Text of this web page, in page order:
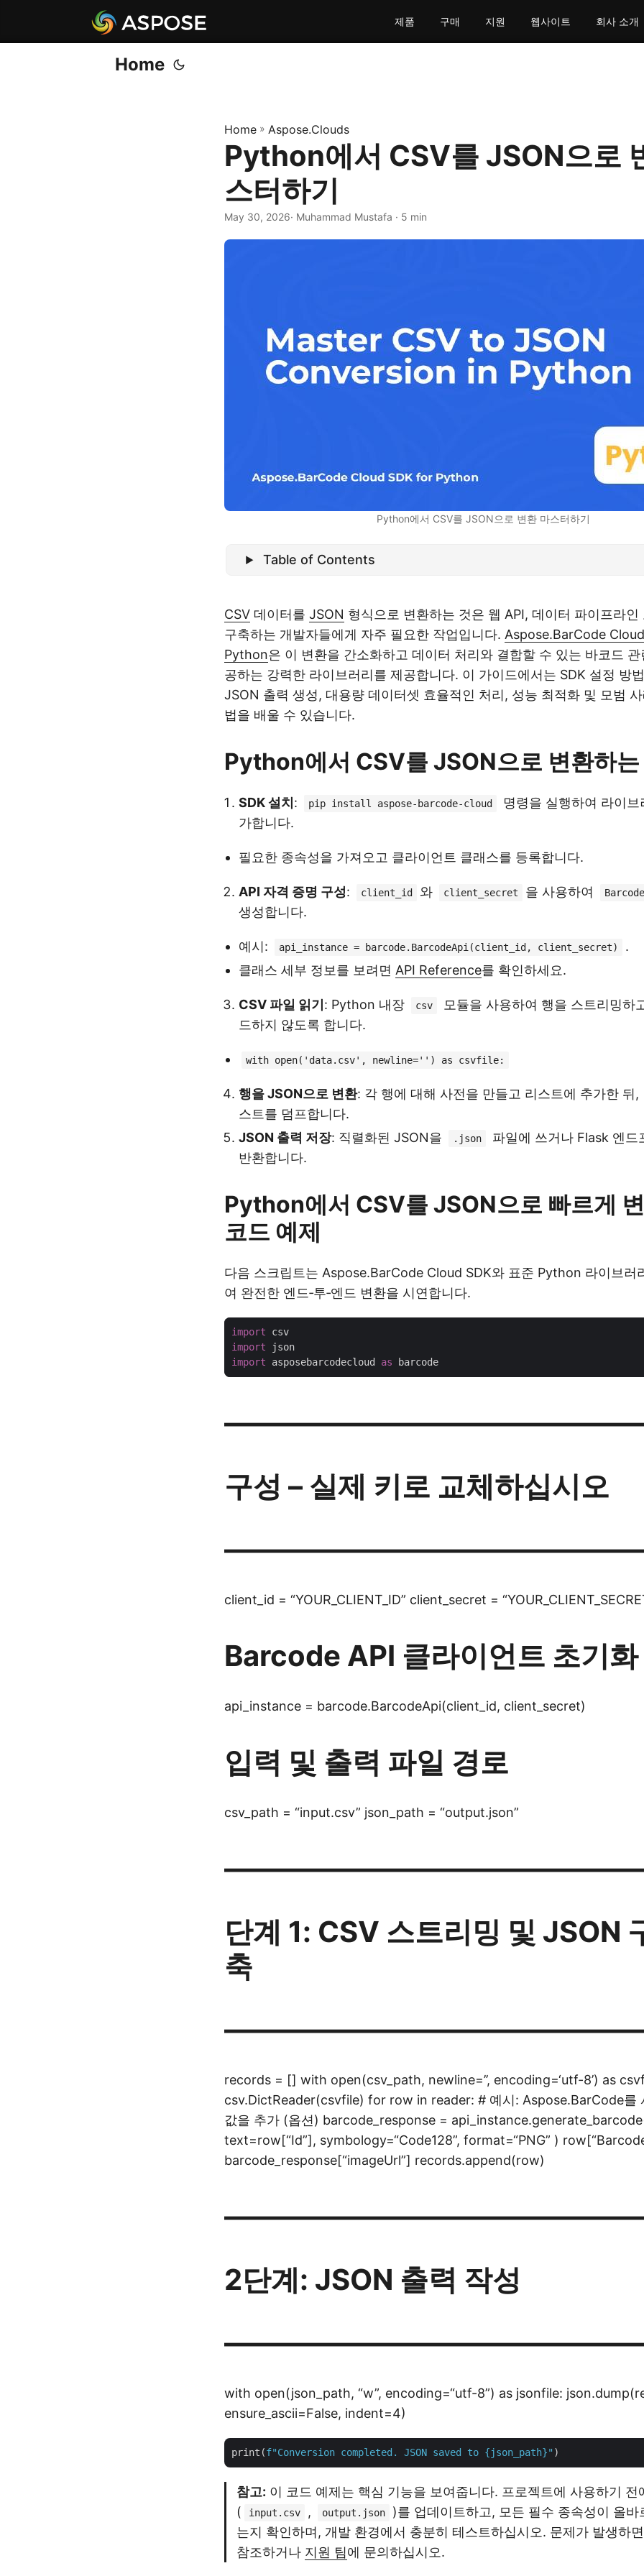
제품 구매 지원 웹사이트 회사 소개
Home
Home » Aspose.Clouds
Python에서 CSV를 JSON으로
스터하기
May 30, 2026· Muhammad Mustafa · 5 min
Python에서 CSV를 JSON으로 변환 마스터하기
Table of Contents
CSV 데이터를 JSON 형식으로 변환하는 것은 웹 API, 데이터 파이프라인
구축하는 개발자들에게 자주 필요한 작업입니다. Aspose.BarCode
Python은 이 변환을 간소화하고 데이터 처리와 결합할 수 있는 바코드
공하는 강력한 라이브러리를 제공합니다. 이 가이드에서는 SDK 설정 방
JSON 출력 생성, 대용량 데이터셋 효율적인 처리, 성능 최적화 및 모범
법을 배울 수 있습니다.
Python에서 CSV를 JSON으로 변환하는
SDK 설치 : pip install aspose-barcode-cloud
명령을 실행하여 라이
가합니다.
필요한 종속성을 가져오고 클라이언트 클래스를 등록합니다.
API 자격 증명 구성: client_id 와 client_secret 을 사용하여
생성합니다.
예시: api_instance = barcode.BarcodeApi(client_id, client_secret)
.
클래스 세부 정보를 보려면 API Reference를 확인하세요.
CSV 파일 읽기 : Python 내장 csv
모듈을 사용하여 행을 스트리밍하
드하지 않도록 합니다.
with open('data.csv', newline='') as csvfile:
행을 JSON으로 변환: 각 행에 대해 사전을 만들고 리스트에 추가한 뒤,
스트를 덤프합니다.
JSON 출력 저장: 직렬화된 JSON을 .json
파일에 쓰거나 Flask 엔드
반환합니다.
Python에서 CSV를 JSON으로 빠르게
코드 예제
다음 스크립트는 Aspose.BarCode Cloud SDK와 표준 Python 라이브러
여 완전한 엔드‑투‑엔드 변환을 시연합니다.
import
import
import asposebarcodecloud as
구성 – 실제 키로 교체하십시오
client_id = “YOUR_CLIENT_ID” client_secret =
Barcode API 클라이언트 초기화
api_instance = barcode.BarcodeApi(client_id, client_secret)
입력 및 출력 파일 경로
csv_path = “input.csv” json_path = “output.json”
단계 1: CSV 스트리밍 및 JSON
축
records = [] with open(csv_path, newline=’’, encoding=‘utf-8’) as
csv.DictReader(csvfile) for row in reader: # 예시: Aspose.BarCode를
값을 추가 (옵션) barcode_response =
text=row[“Id”], symbology=“Code128”, format=“PNG” )
barcode_response[“imageUrl”] records.append(row)
2단계: JSON 출력 작성
with open(json_path, “w”, encoding=“utf-8”) as jsonfile:
ensure_ascii=False, indent=4)
print(f"Conversion completed. JSON saved to {json_path}"
참고: 이 코드 예제는 핵심 기능을 보여줍니다. 프로젝트에 사용하기 전
(
input.csv , output.json
)를 업데이트하고, 모든 필수 종속성이 올바
는지 확인하며, 개발 환경에서 충분히 테스트하십시오. 문제가 발생하면
참조하거나 지원 팀에 문의하십시오.